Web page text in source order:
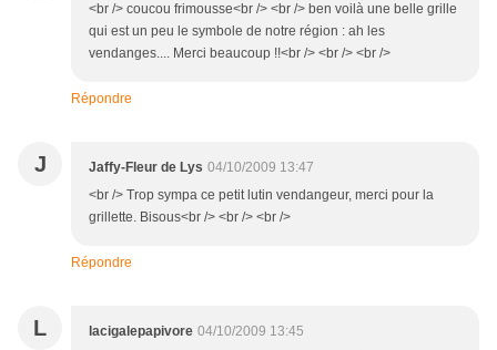
<br /> coucou frimousse<br /> <br /> ben voilà une belle grille
qui est un peu le symbole de notre région : ah les
vendanges.... Merci beaucoup !!<br /> <br /> <br />
Répondre
J Jaffy-Fleur de Lys 04/10/2009 13:47
<br /> Trop sympa ce petit lutin vendangeur, merci pour la
grillette. Bisous<br /> <br /> <br />
Répondre
L lacigalepapivore 04/10/2009 13:45